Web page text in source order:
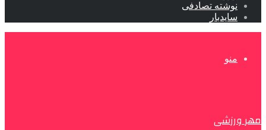
نوشته تصادفی
سایدبار
منو
مهر ورزشی